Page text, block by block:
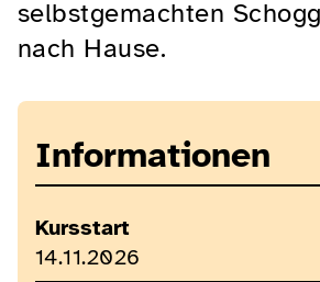
selbstgemachten
nach Hause.
Informationen
Kursstart
14.11.2026